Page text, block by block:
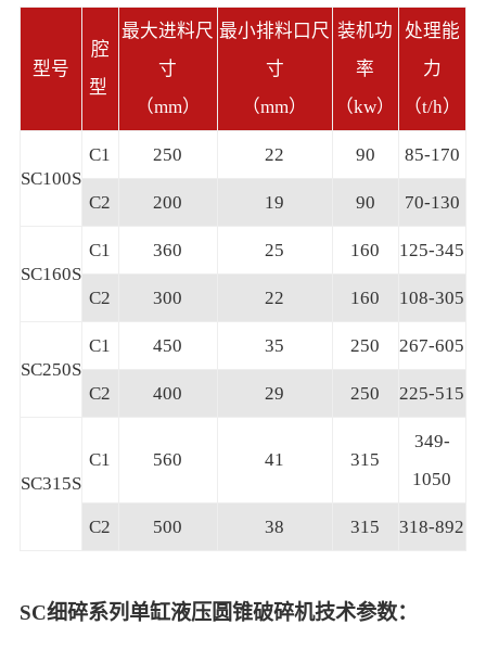
型号
腔
型
最大进料尺
寸
（mm）
最小排料口尺
寸
（mm）
装机功
率
（kw）
处理能
力
（t/h）
SC100S
C1 250 22 90 85-170
C2 200 19 90 70-130
SC160S
C1 360 25 160 125-345
C2 300 22 160 108-305
SC250S
C1 450 35 250 267-605
C2 400 29 250 225-515
SC315S
C1 560 41 315
349-
1050
C2 500 38 315 318-892
SC细碎系列单缸液压圆锥破碎机技术参数：